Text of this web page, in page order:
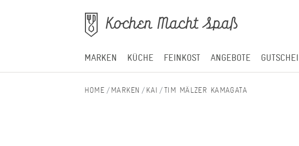
MARKEN KÜCHE FEINKOST ANGEBOTE
MARKEN KAI TIM MÄLZER KAMAGATA